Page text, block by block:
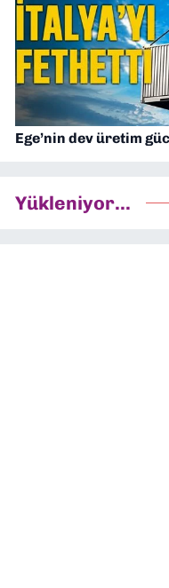
Ege’nin dev üretim
Yükleniyor...